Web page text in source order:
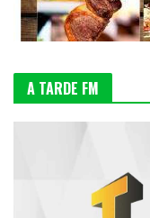
A TARDE FM